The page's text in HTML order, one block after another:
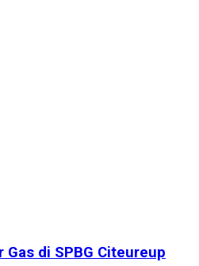
di SPBG Citeureup